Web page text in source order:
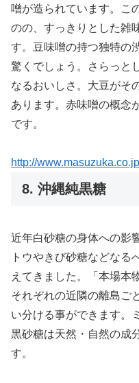
噌が造られています。こ
のの、すっきりとした雑
す。豆味噌の持つ独特の
驚くでしょう。さらっと
なるおいしさ。大豆がそ
あります。赤味噌の概念
です。
http://
8. 沖縄純黒糖
近年白砂糖の身体への影
トウやきび砂糖などなる
えてきました。「本場本
それぞれの近隣の離島ご
い分ける事ができます。
黒砂糖は天然・自然の成
す。